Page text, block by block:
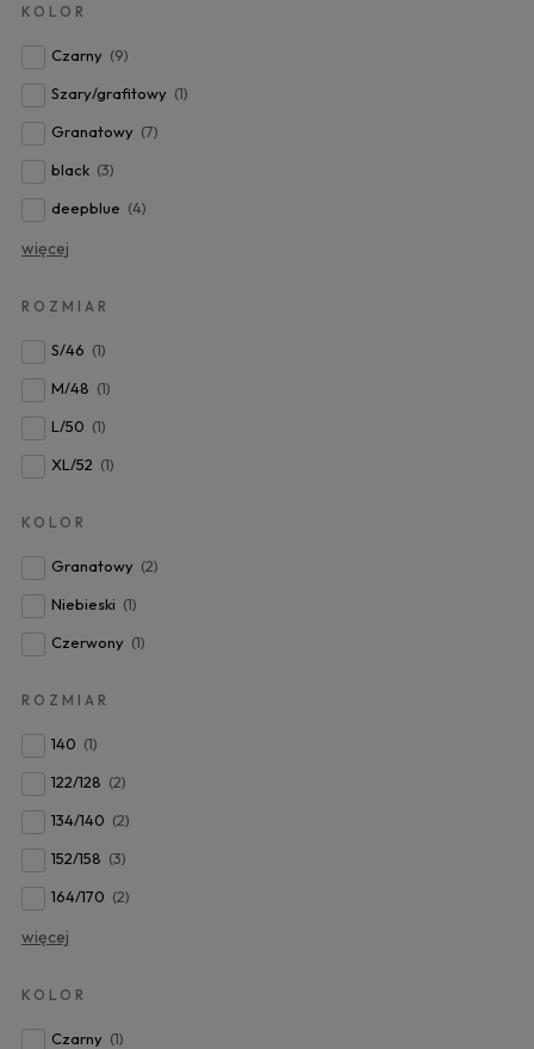
KOLOR
Czarny (9)
Szary/grafitowy (1)
Granatowy (7)
black (3)
deepblue (4)
więcej
ROZMIAR
S/46 (1)
M/48 (1)
L/50 (1)
XL/52 (1)
KOLOR
Granatowy (2)
Niebieski (1)
Czerwony (1)
ROZMIAR
140 (1)
122/128 (2)
134/140 (2)
152/158 (3)
164/170 (2)
więcej
KOLOR
Czarny (1)